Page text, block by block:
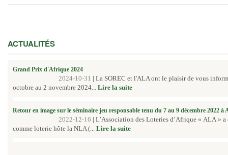
ACTUALITÉS
Grand Prix d'Afrique 2024
2024-10-31 | La SOREC et l'ALA ont le plaisir de vous
octobre au 2 novembre 2024... Lire la suite
Retour en image sur le séminaire jeu responsable tenu du 7 au 9 décembre 2022 à
2022-12-16 | L’Association des Loteries d’Afrique « ALA »
comme loterie hôte la NLA (... Lire la suite